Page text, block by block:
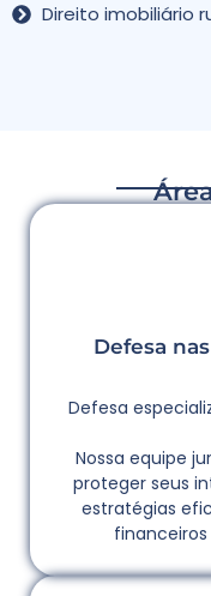
Direito imobiliário
Defesa
Defesa
Nossa equipe
proteger seus
estratégias